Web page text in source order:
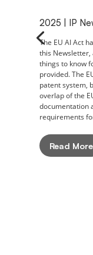
2025 IP
The EU AI Act
this
things to know
provided. The
patent system,
overlap of the
documentation
requirements
Read More